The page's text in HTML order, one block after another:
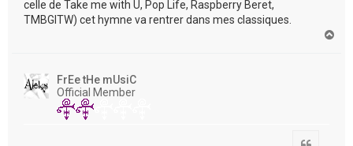
celle de Take me with U, Pop Life, Raspberry Beret,
TMBGITW) cet hymne va rentrer dans mes classiques.
FrEe tHe mUsiC
Official Member